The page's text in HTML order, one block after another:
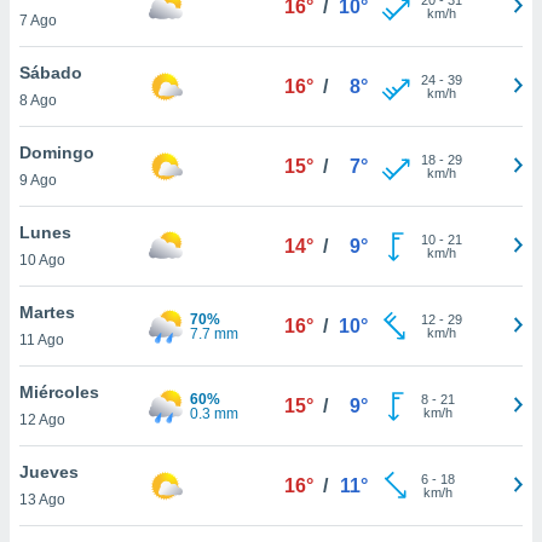
más
nuestra
y
de
disponible
cookies
aceptar
7 Ago
16° / 10°
km/h
Sábado
8 Ago
16° / 8° 24- 39
km/h
Domingo
9 Ago
15° / 7° 18- 29
km/h
Lunes
10 Ago
14° / 9° 10- 21
km/h
Martes
11 Ago
70%
7.7 mm
16° / 10° 12- 29
km/h
Miércoles
12 Ago
60%
0.3 mm
15° / 9° 8- 21
km/h
Jueves
13 Ago
16° / 11° 6- 18
km/h